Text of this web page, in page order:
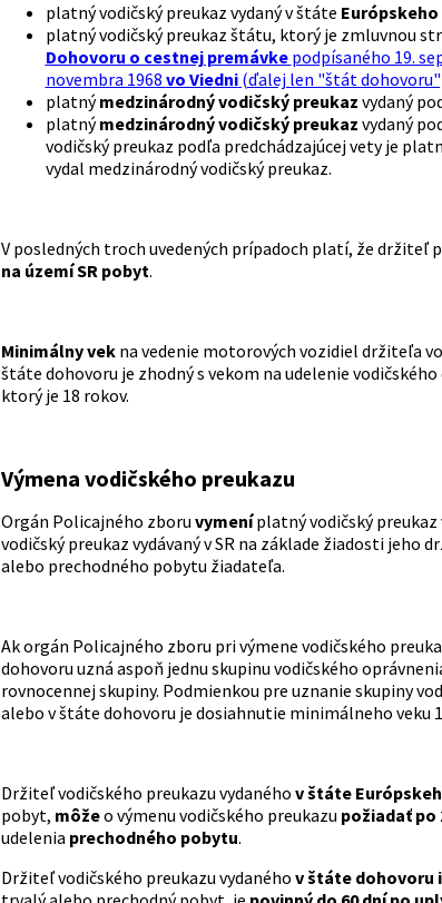
platný vodičský preukaz vydaný v štáte
platný vodičský preukaz štátu, ktorý je zmluvnou
Dohovoru o cestnej premávke podpísaného 19.
novembra 1968 vo Viedni(ďalej len "štát
platnýmedzinárodný vodičský preukaz vydaný
platnýmedzinárodný vodičský preukaz vydaný
vodičský preukaz podľa predchádzajúcej vety je
vydal medzinárodný vodičský preukaz.
V posledných troch uvedených prípadoch platí, že držiteľ
na území SR pobyt.
Minimálny vekna vedenie motorových vozidiel držiteľa
štáte dohovoru je zhodný s vekom na udelenie
ktorý je 18 rokov.
Výmena vodičského preukazu
Orgán Policajného zboru vymeníplatný vodičský
vodičský preukaz vydávaný v SR na základe žiadosti
alebo prechodného pobytu žiadateľa.
Ak orgán Policajného zboru pri výmene vodičského
dohovoru uzná aspoň jednu skupinu vodičského
rovnocennej skupiny. Podmienkou pre uznanie skupiny
alebo v štáte dohovoru je dosiahnutie minimálneho veku
Držiteľ vodičského preukazu vydaného v štáte
pobyt, môžeo výmenu vodičského preukazu požiadať po
udelenia prechodného pobytu.
Držiteľ vodičského preukazu vydaného v štáte dohovoru